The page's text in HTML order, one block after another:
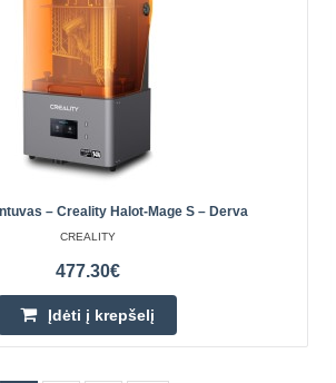
Mage S 3D spausdintuvas
S – idealus 3D spausdintuvas iš
– Creality Halot-Mage S – Derva
CREALITY
477.30€
Įdėti į krepšelį